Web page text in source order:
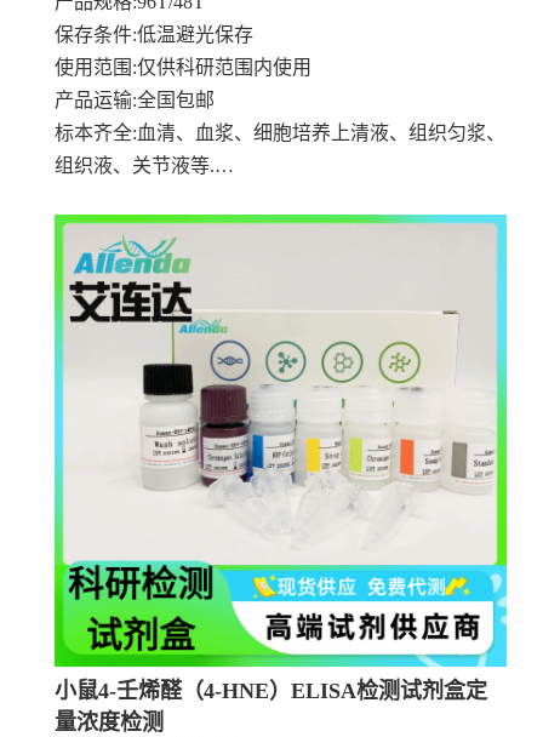
保存条件:低温避光保存
使用范围 :仅供科研范围内使用
产品运输:全国包邮
标本齐全:血清、血浆、细胞培养上清液、组织匀浆、
组织液、关节液等.…
小鼠4-壬烯醛（4-HNE）ELISA检测试剂盒定
量浓度检测